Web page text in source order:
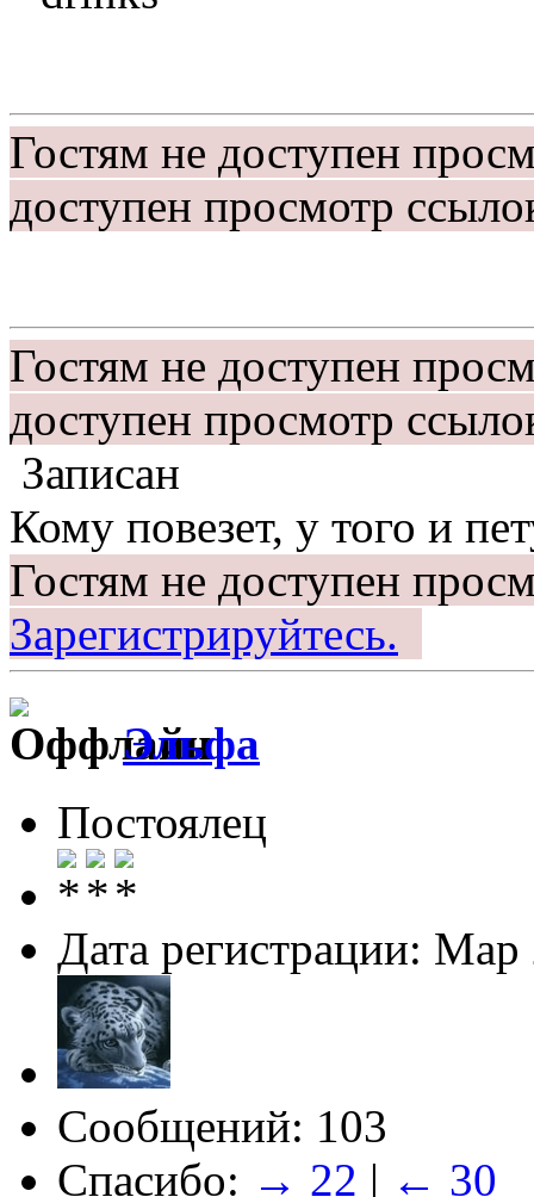
Гостям не доступен
доступен просмотр
Гостям не доступен
доступен просмотр
Записан
Кому повезет, у того и
Гостям не доступен
Зарегистрируйтесь.
Эльфа
Постоялец
Дата регистрации: Мар
Сообщений: 103
Спасибо: → 22 | ← 30